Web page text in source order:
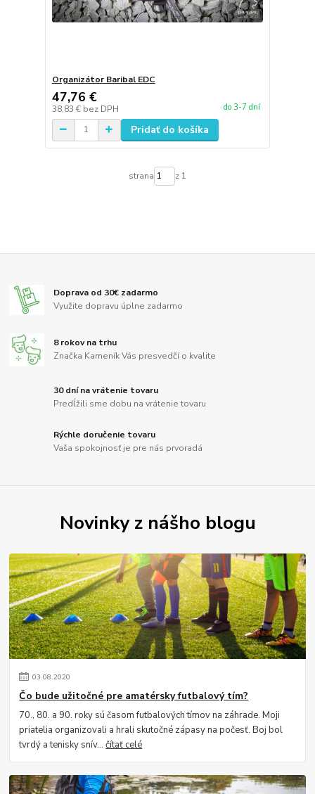
Organizátor Baribal EDC
47,76 €
38,83 € bez DPH do 3-7 dní
Pridať do košíka
strana z 1
Doprava od 30€ zadarmo
Využite dopravu úplne zadarmo
8 rokov na trhu
Značka Kameník Vás presvedčí o kvalite
30 dní na vrátenie tovaru
Predĺžili sme dobu na vrátenie tovaru
Rýchle doručenie tovaru
Vaša spokojnosť je pre nás prvoradá
Novinky z nášho blogu
03.08.2020
Čo bude užitočné pre amatérsky futbalový tím?
70., 80. a 90. roky sú časom futbalových tímov na záhrade. Moji
priatelia organizovali a hrali skutočné zápasy na počesť. Boj bol
tvrdý a tenisky snív...čítať celé